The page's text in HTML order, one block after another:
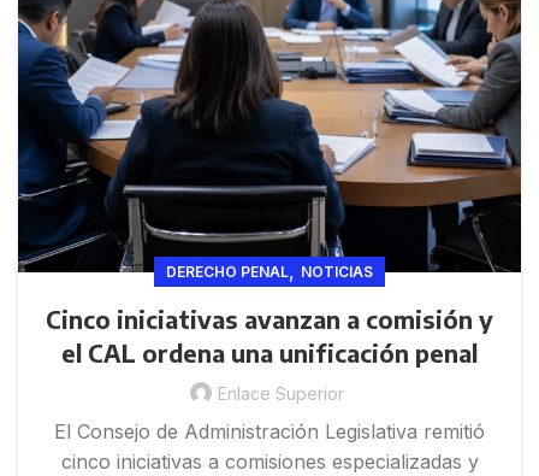
DERECHO PENAL, NOTICIAS
Cinco iniciativas avanzan a comisión y
el CAL ordena una unificación penal
Enlace Superior
El Consejo de Administración Legislativa remitió
cinco iniciativas a comisiones especializadas y